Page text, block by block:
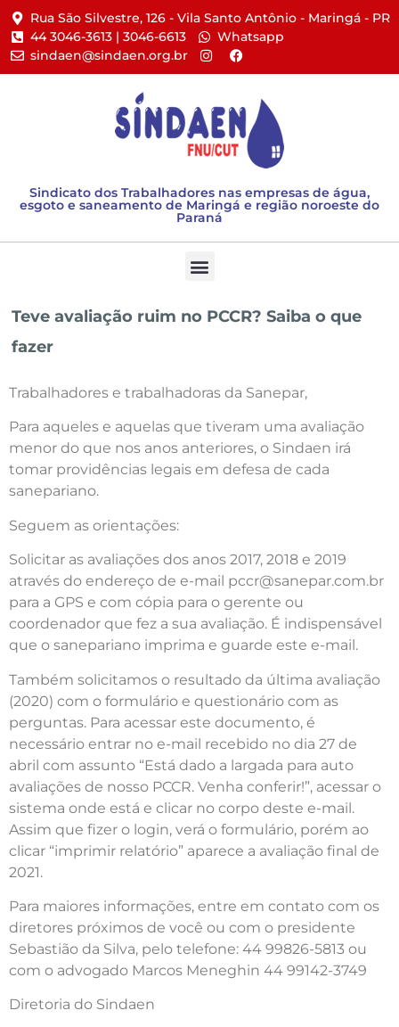
Rua São Silvestre, 126 - Vila Santo Antônio - Maringá - PR​
44 3046-3613 | 3046-6613​
Whatsapp
sindaen@sindaen.org.br
Sindicato dos Trabalhadores nas empresas de água,
esgoto e saneamento de Maringá e região noroeste do
Paraná
Teve avaliação ruim no PCCR? Saiba o que
fazer
Trabalhadores e trabalhadoras da Sanepar,
Para aqueles e aquelas que tiveram uma avaliação
menor do que nos anos anteriores, o Sindaen irá
tomar providências legais em defesa de cada
sanepariano.
Seguem as orientações:
Solicitar as avaliações dos anos 2017, 2018 e 2019
através do endereço de e-mail pccr@sanepar.com.br
para a GPS e com cópia para o gerente ou
coordenador que fez a sua avaliação. É indispensável
que o sanepariano imprima e guarde este e-mail.
Também solicitamos o resultado da última avaliação
(2020) com o formulário e questionário com as
perguntas. Para acessar este documento, é
necessário entrar no e-mail recebido no dia 27 de
abril com assunto “Está dado a largada para auto
avaliações de nosso PCCR. Venha conferir!”, acessar o
sistema onde está e clicar no corpo deste e-mail.
Assim que fizer o login, verá o formulário, porém ao
clicar “imprimir relatório” aparece a avaliação final de
2021.
Para maiores informações, entre em contato com os
diretores próximos de você ou com o presidente
Sebastião da Silva, pelo telefone: 44 99826-5813 ou
com o advogado Marcos Meneghin 44 99142-3749
Diretoria do Sindaen